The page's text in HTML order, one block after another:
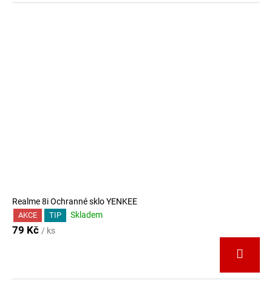
Realme 8i Ochranné sklo YENKEE
AKCE TIP Skladem
79 Kč / ks